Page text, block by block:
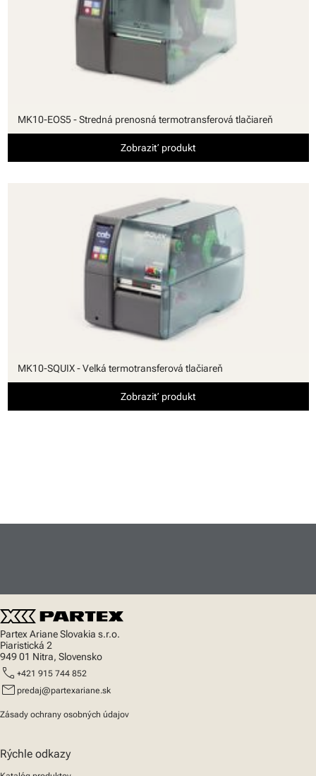
MK10-EOS5 - Stredná prenosná termotransferová tlačiareň
Zobraziť produkt
MK10-SQUIX - Veľká termotransferová tlačiareň
Zobraziť produkt
Partex Ariane Slovakia s.r.o.
Piaristická 2
949 01 Nitra, Slovensko
call +421 915 744 852
mail predaj@partexariane.sk
Zásady ochrany osobných údajov
Rýchle odkazy